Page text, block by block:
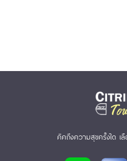
คิคถึงความสุขครั้งใด เ